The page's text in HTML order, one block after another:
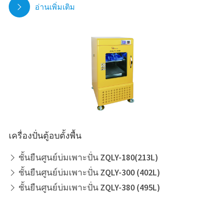
 อ่านเพิ่มเติม
เครื่องปั่นตู้อบตั้งพื้น
 ชั้นยืนศูนย์บ่มเพาะปั่น ZQLY-180(213L)
 ชั้นยืนศูนย์บ่มเพาะปั่น ZQLY-300 (402L)
 ชั้นยืนศูนย์บ่มเพาะปั่น ZQLY-380 (495L)